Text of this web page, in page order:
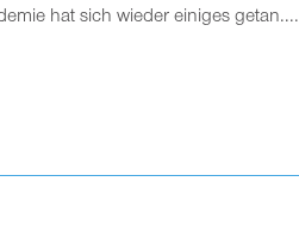
hat sich wieder einiges getan....